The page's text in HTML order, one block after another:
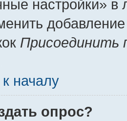
настройки»
Присоединить
началу
опрос?